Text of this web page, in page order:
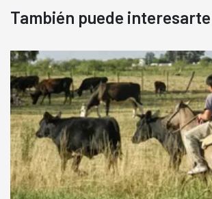
También puede interesarte